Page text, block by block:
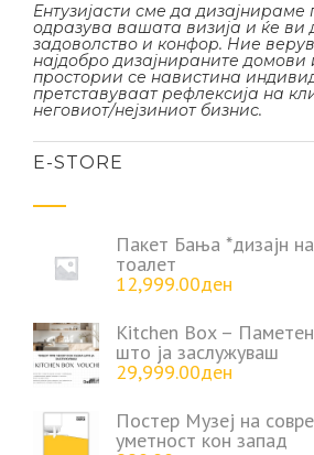
Ентузијасти сме да дизајнираме
одразува вашата визија и ќе ви
задоволство и конфор. Ние
најдобро дизајнираните домови
простории се навистина
претставуваат рефлексија на
неговиот/нејзиниот бизнис.
Е-STORE
Пакет Бања *дизајн
тоалет
12,999.00ден
Kitchen Box – Паметен
што ја заслужуваш
29,999.00ден
Постер Музеј на
уметност кон запад